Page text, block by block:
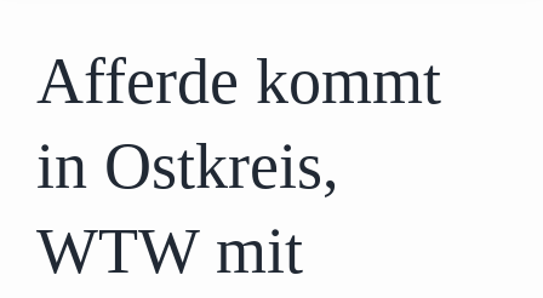
Afferde kommt
in Ostkreis,
WTW mit